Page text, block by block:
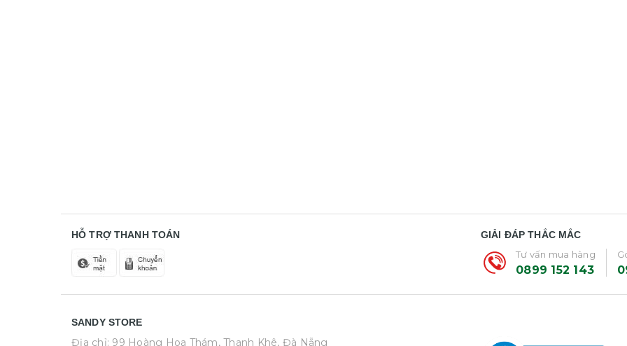
HỖ TRỢ THANH TOÁN
GIẢI ĐÁP THẮC MẮC
Tư vấn mua hàng
0899 152 143
SANDY STORE
Địa chỉ: 99 Hoàng Hoa Thám, Thanh Khê, Đà Nẵng